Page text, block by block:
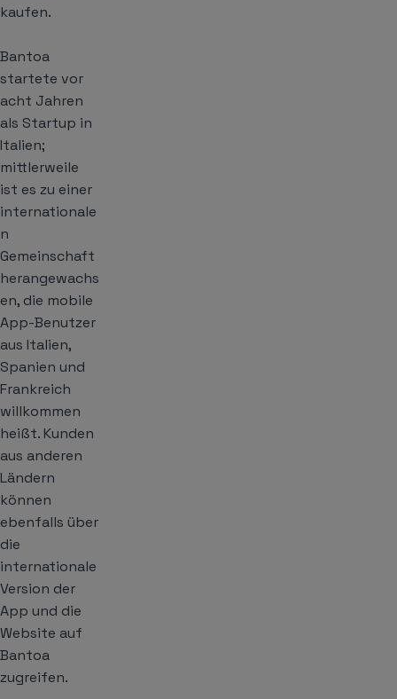
kaufen.
Bantoa
startete vor
acht Jahren
als Startup in
Italien;
mittlerweile
ist es zu einer
internationale
n
Gemeinschaft
herangewachs
en, die mobile
App-Benutzer
aus Italien,
Spanien und
Frankreich
willkommen
heißt. Kunden
aus anderen
Ländern
können
ebenfalls über
die
internationale
Version der
App und die
Website auf
Bantoa
zugreifen.